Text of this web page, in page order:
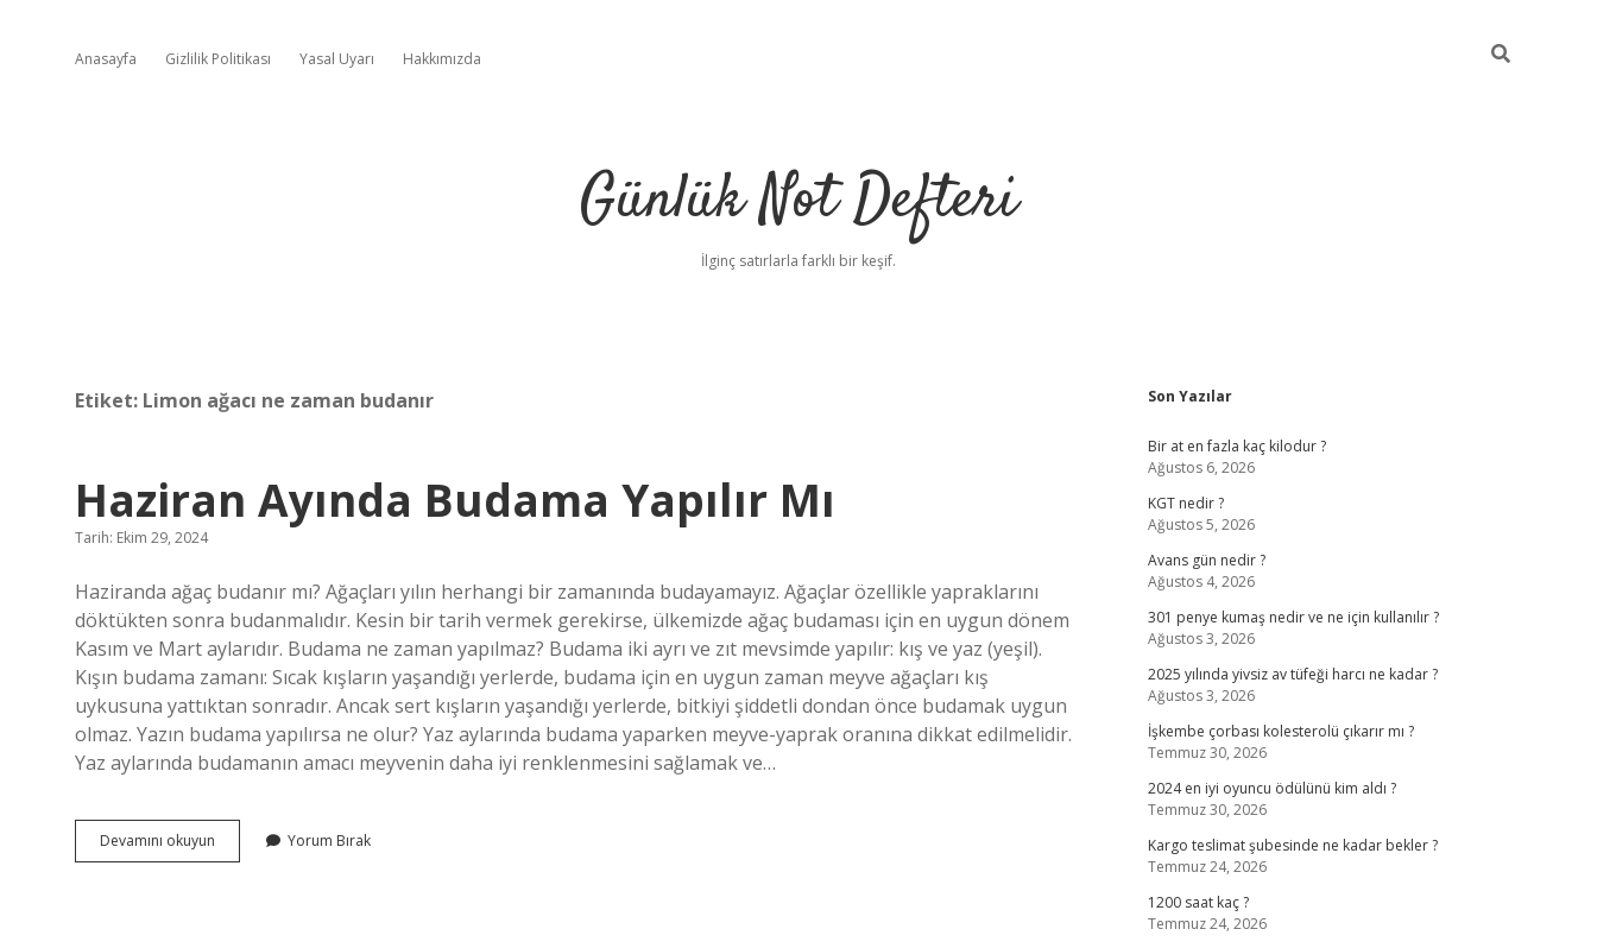
Anasayfa Gizlilik Politikası Yasal Uyarı Hakkımızda
Günlük Not Defteri
İlginç satırlarla farklı bir keşif.
Etiket: Limon ağacı ne zaman budanır
Haziran Ayında Budama Yapılır Mı
Tarih: Ekim 29, 2024
Haziranda ağaç budanır mı? Ağaçları yılın herhangi bir zamanında budayamayız. Ağaçlar özellikle yapraklarını
döktükten sonra budanmalıdır. Kesin bir tarih vermek gerekirse, ülkemizde ağaç budaması için en uygun dönem
Kasım ve Mart aylarıdır. Budama ne zaman yapılmaz? Budama iki ayrı ve zıt mevsimde yapılır: kış ve yaz (yeşil).
Kışın budama zamanı: Sıcak kışların yaşandığı yerlerde, budama için en uygun zaman meyve ağaçları kış
uykusuna yattıktan sonradır. Ancak sert kışların yaşandığı yerlerde, bitkiyi şiddetli dondan önce budamak uygun
olmaz. Yazın budama yapılırsa ne olur? Yaz aylarında budama yaparken meyve-yaprak oranına dikkat edilmelidir.
Yaz aylarında budamanın amacı meyvenin daha iyi renklenmesini sağlamak ve…
Devamını okuyun
Ayında
Yorum Bırak
Sidebar
Son Yazılar
Bir at en fazla kaç kilodur ?
Ağustos 6, 2026
KGT nedir ?
Ağustos 5, 2026
Avans gün nedir ?
Ağustos 4, 2026
301 penye kumaş nedir ve ne için kullanılır ?
Ağustos 3, 2026
2025 yılında yivsiz av tüfeği harcı ne kadar ?
Ağustos 3, 2026
İşkembe çorbası kolesterolü çıkarır mı ?
Temmuz 30, 2026
2024 en iyi oyuncu ödülünü kim aldı ?
Temmuz 30, 2026
Kargo teslimat şubesinde ne kadar bekler ?
Temmuz 24, 2026
1200 saat kaç ?
Temmuz 24, 2026